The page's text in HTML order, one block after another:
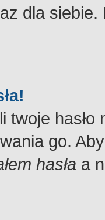
dla
twoje
go.
hasła a